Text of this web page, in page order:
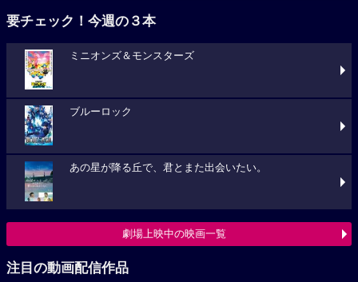
要チェック！今週の３本
ミニオンズ＆モンスターズ
ブルーロック
あの星が降る丘で、君とまた出会いたい。
劇場上映中の映画一覧
注目の動画配信作品